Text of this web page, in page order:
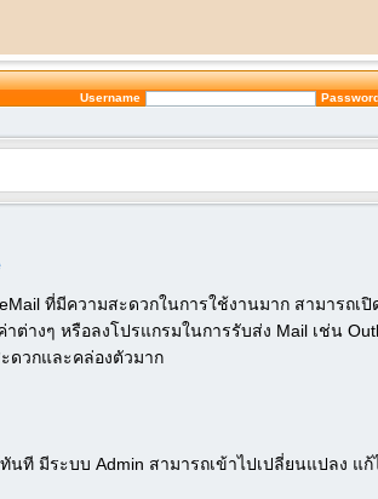
Username Password
ที่มีความสะดวกในการใช้งานมาก สามารถเ
ต่างๆ หรือลงโปรแกรมในการรับส่ง Mail เช่น
ะดวกและคล่องตัวมาก
ที มีระบบ Admin สามารถเข้าไปเปลี่ยนแปลง แก้